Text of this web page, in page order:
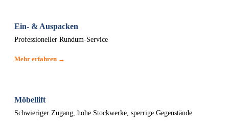
Ein- & Auspacken
Professioneller Rundum-Service
Mehr erfahren →
Möbellift
Schwieriger Zugang, hohe Stockwerke, sperrige Gegenstände